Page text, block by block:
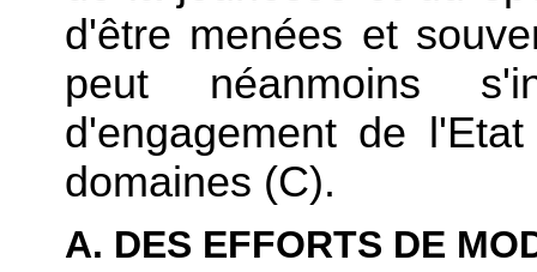
d'être menées et
peut néanmoins
d'engagement de
domaines (C).
A. DES EFFORTS DE